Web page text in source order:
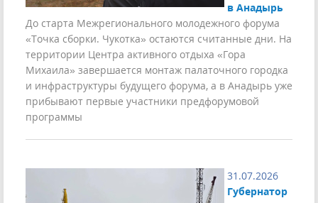
в Анадырь
До старта Межрегионального молодежного форума
«Точка сборки. Чукотка» остаются считанные дни. На
территории Центра активного отдыха «Гора
Михаила» завершается монтаж палаточного городка
и инфраструктуры будущего форума, а в Анадырь уже
прибывают первые участники предфорумовой
программы
31.07.2026
Губернатор